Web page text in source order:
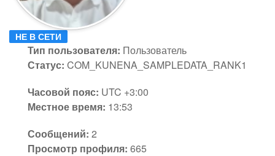
НЕ В СЕТИ
Тип пользователя: Пользователь
Статус: COM_KUNENA_SAMPLEDATA_RANK1
Часовой пояс: UTC +3:00
Местное время: 13:53
Сообщений: 2
Просмотр профиля: 665